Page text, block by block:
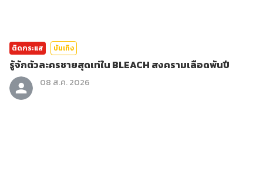
ติดกระแส บันเทิง
รู้จักตัวละครชายสุดเท่ใน BLEACH สงครามเลือดพันปี
08 ส.ค. 2026